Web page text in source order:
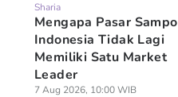
Sharia
Mengapa Pasar Sampo
Indonesia Tidak Lagi
Memiliki Satu Market
Leader
7 Aug 2026, 10:00 WIB